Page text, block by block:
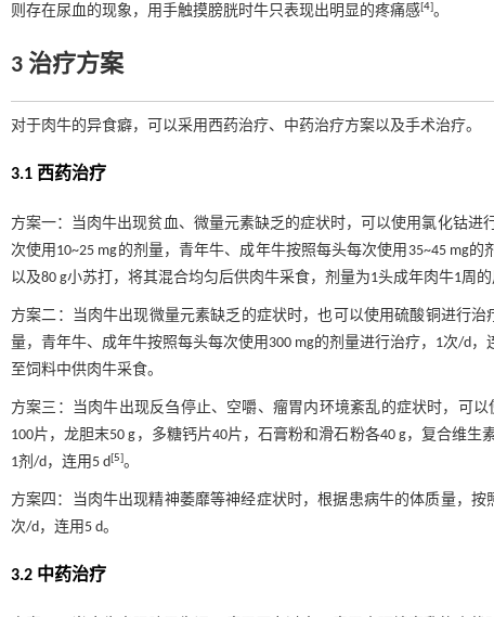
则存在尿血的现象，用手触摸膀胱时牛只表现出明显的疼痛感[4]。
3 治疗方案
对于肉牛的异食癖，可以采用西药治疗、中药治疗方案以及手术治疗。
3.1 西药治疗
方案一：当肉牛出现贫血、微量元素缺乏的症状时，可以使用氯化钴
次使用10~25 mg的剂量，青年牛、成年牛按照每头每次使用35~45 mg
以及80 g小苏打，将其混合均匀后供肉牛采食，剂量为1头成年肉牛1周
方案二：当肉牛出现微量元素缺乏的症状时，也可以使用硫酸铜进行
量，青年牛、成年牛按照每头每次使用300 mg的剂量进行治疗，1次/d
至饲料中供肉牛采食。
方案三：当肉牛出现反刍停止、空嚼、瘤胃内环境紊乱的症状时，可
100片，龙胆末50 g，多糖钙片40片，石膏粉和滑石粉各40 g，复合维生
1剂/d，连用5 d[5]。
方案四：当肉牛出现精神萎靡等神经症状时，根据患病牛的体质量，
次/d，连用5 d。
3.2 中药治疗